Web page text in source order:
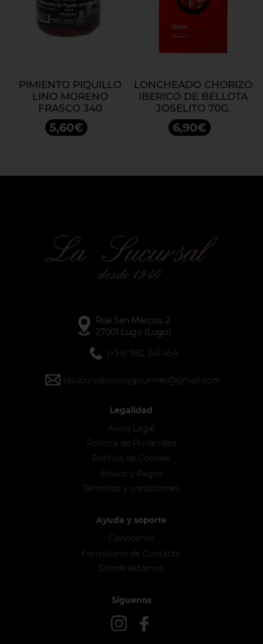
PIMIENTO PIQUILLO
LINO MORENO
FRASCO 340
5,60€
LONCHEADO CHORIZO
IBERICO DE BELLOTA
JOSELITO 70G.
6,90€
Rúa San Marcos, 2
27001 Lugo (Lugo)
(+34) 982 241 454
lasucursalvinosygourmet@gmail.com
Legalidad
Aviso Legal
Política de Privacidad
Política de Cookies
Envíos y Pagos
Términos y condiciones
Ayuda y soporte
Conócenos
Formulario de Contacto
Dónde estamos
Síguenos